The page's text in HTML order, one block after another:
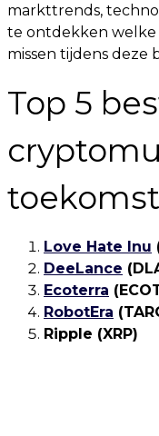
markttrends,
te ontdekken
missen tijdens deze
Top 5
Love Hate Inu
DeeLance
Ecoterra
RobotEra
Ripple (XRP)